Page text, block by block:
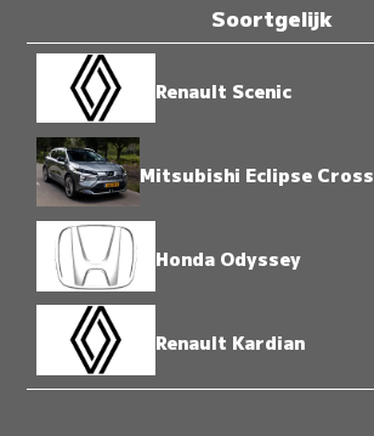
Soortgelijk
Renault Scenic
Mitsubishi Eclipse Cross
Honda Odyssey
Renault Kardian